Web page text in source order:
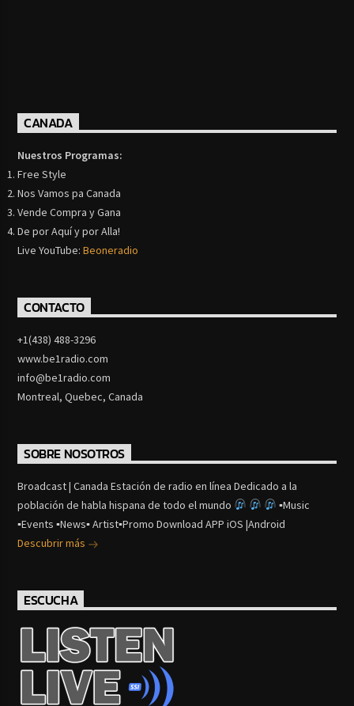
CANADA
Nuestros Programas:
Free Style
Nos Vamos pa Canada
Vende Compra y Gana
De por Aquí y por Alla!
Live YouTube:Beoneradio
CONTACTO
+1(438) 488-3296
www.be1radio.com
info@be1radio.com
Montreal, Quebec, Canada
SOBRE NOSOTROS
Broadcast | Canada Estación de radio en línea Dedicado a la
población de habla hispana de todo el mundo
▪Music
▪Events ▪News▪ Artist▪Promo Download APP iOS |Android
Descubrir más
ESCUCHA